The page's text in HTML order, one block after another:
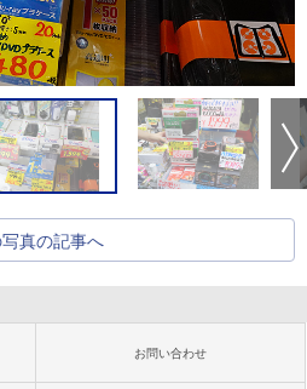
写真の記事へ
お問い合わせ